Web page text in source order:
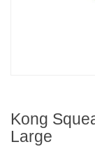
Kong
Large